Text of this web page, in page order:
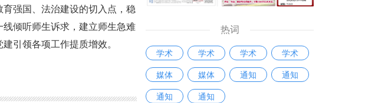
强国、法治建设的切入点，稳
倾听师生诉求，建立师生急难
引领各项工作提质增效。
热词
学术 学术 学术
学术
媒体
媒体 通知
通知
通知
通知